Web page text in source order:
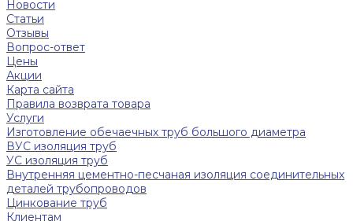
Новости
Статьи
Отзывы
Вопрос-ответ
Цены
Акции
Карта сайта
Правила возврата товара
Услуги
Изготовление обечаечных труб большого диаметра
ВУС изоляция труб
УС изоляция труб
Внутренняя цементно-песчаная изоляция соединительных
деталей трубопроводов
Цинкование труб
Клиентам